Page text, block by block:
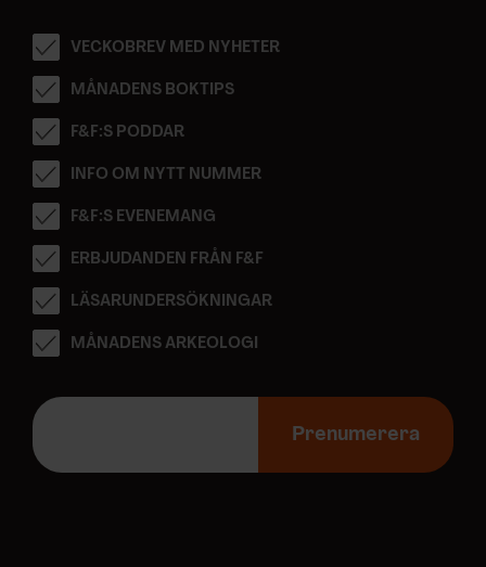
VECKOBREV MED NYHETER
MÅNADENS BOKTIPS
F&F:S PODDAR
INFO OM NYTT NUMMER
F&F:S EVENEMANG
ERBJUDANDEN FRÅN F&F
LÄSARUNDERSÖKNINGAR
MÅNADENS ARKEOLOGI
E
p
Prenumerera